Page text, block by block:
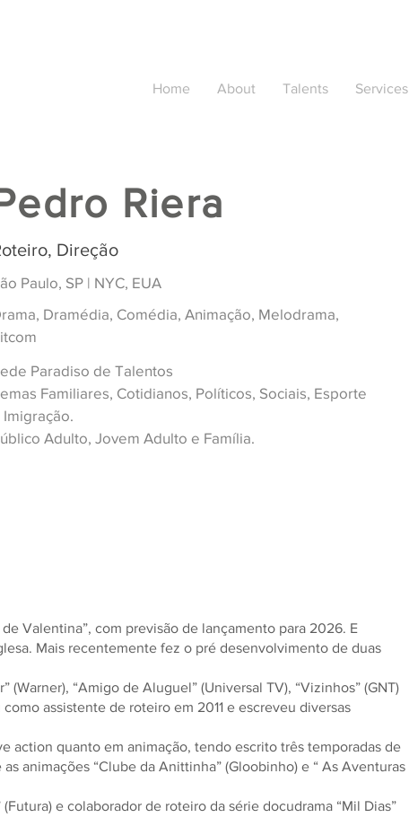
Home About Talents Services
Riera
Direção
Paulo, SP | NYC, EUA
Dramédia, Comédia, Animação, Melodrama,
Paradiso de Talentos
Familiares, Cotidianos, Políticos, Sociais, Esporte
Imigração.
Adulto, Jovem Adulto e Família.
Valentina”, com previsão de lançamento para 2026. E
Mais recentemente fez o pré desenvolvimento de duas
“Amigo de Aluguel” (Universal TV), “Vizinhos” (GNT)
assistente de roteiro em 2011 e escreveu diversas
quanto em animação, tendo escrito três temporadas de
animações “Clube da Anittinha” (Gloobinho) e “ As Aventuras
e colaborador de roteiro da série docudrama “Mil Dias”